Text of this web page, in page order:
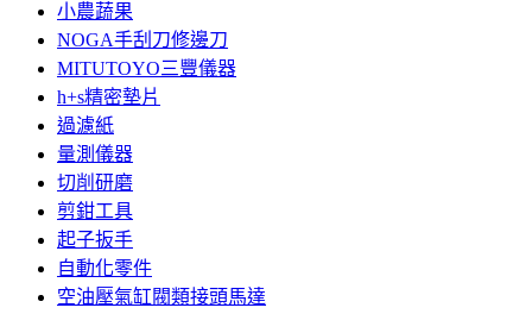
小農蔬果
NOGA手刮刀修邊刀
MITUTOYO三豐儀器
h+s精密墊片
過濾紙
量測儀器
切削研磨
剪鉗工具
起子扳手
自動化零件
空油壓氣缸閥類接頭馬達